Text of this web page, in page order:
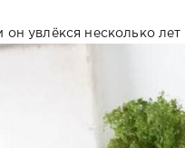
он увлёкся несколько